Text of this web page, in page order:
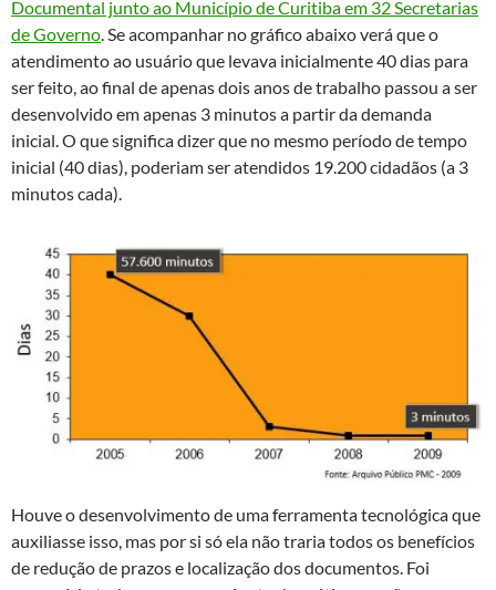
Documental junto ao Município de Curitiba em 32 Secretarias
de Governo . Se acompanhar no gráfico abaixo verá que o
atendimento ao usuário que levava inicialmente 40 dias para
ser feito, ao final de apenas dois anos de trabalho passou a ser
desenvolvido em apenas 3 minutos a partir da demanda
inicial. O que significa dizer que no mesmo período de tempo
inicial (40 dias), poderiam ser atendidos 19.200 cidadãos (a 3
minutos cada).
Houve o desenvolvimento de uma ferramenta tecnológica que
auxiliasse isso, mas por si só ela não traria todos os benefícios
de redução de prazos e localização dos documentos. Foi